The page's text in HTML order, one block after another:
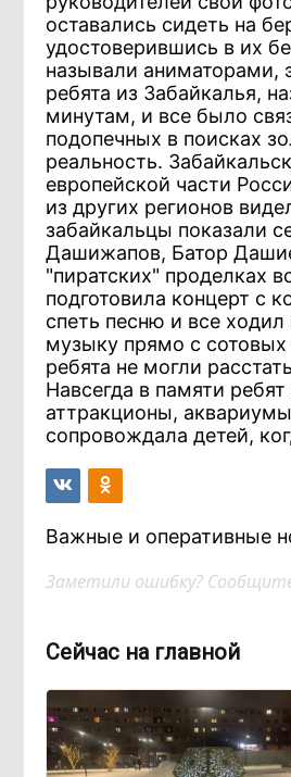
оставались сидеть на
удостоверившись в их
называли аниматорами,
ребята из Забайкалья,
минутам, и все было
подопечных в поисках
реальность.
европейской части
из других регионов
забайкальцы показали
Дашижапов, Батор
"пиратских" проделках
подготовила концерт с
спеть песню и все
музыку прямо с сотовых
ребята не могли
Навсегда в памяти
аттракционы,
сопровождала детей,
Важные и оперативные
Заметили ошибку?
Сейчас на главной